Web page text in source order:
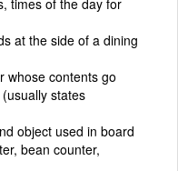
at the side of a dining
whose contents go
states
object used in board
bean counter,